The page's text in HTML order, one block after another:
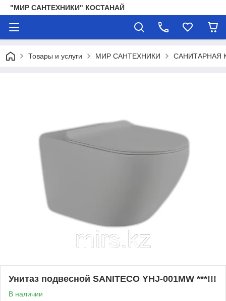
"МИР САНТЕХНИКИ" КОСТАНАЙ
Товары и услуги МИР САНТЕХНИКИ САНИТАРНАЯ
Унитаз подвесной SANITECO YHJ-001MW ***!!!
В наличии